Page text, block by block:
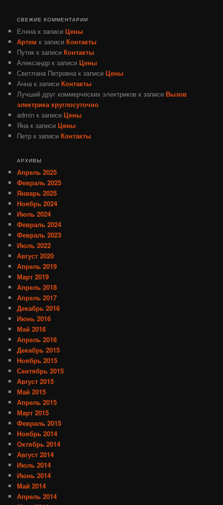
СВЕЖИЕ КОММЕНТАРИИ
Елена к записиЦены
Артем к записиКонтакты
Путик к записиКонтакты
Александр к записиЦены
Светлана Петровна к записиЦены
Анна к записиКонтакты
Лучший друг коммерческих электриков к записиВызов
электрика круглосуточно
admin к записиЦены
Яна к записиЦены
Петр к записиКонтакты
АРХИВЫ
Апрель 2025
Февраль 2025
Январь 2025
Ноябрь 2024
Июль 2024
Февраль 2024
Февраль 2023
Июль 2022
Август 2020
Апрель 2019
Март 2019
Апрель 2018
Апрель 2017
Декабрь 2016
Июнь 2016
Май 2016
Апрель 2016
Декабрь 2015
Ноябрь 2015
Сентябрь 2015
Август 2015
Май 2015
Апрель 2015
Март 2015
Февраль 2015
Ноябрь 2014
Октябрь 2014
Август 2014
Июль 2014
Июнь 2014
Май 2014
Апрель 2014